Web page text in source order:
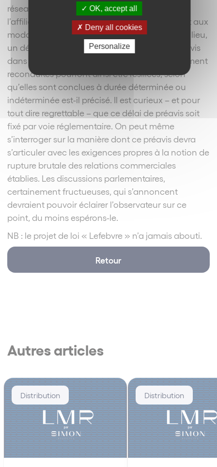
réseau a dorénavant l’obligation de fournir à
l’affilié une information claire quant au délai et aux
modalités du non-renouvellement ; en second lieu,
un décret est appelé à préciser le délai de préavis
dans lequel les conventions d’affiliation tacitement
reconduites pourront ainsi être résiliées, selon
qu’elles sont conclues à durée déterminée ou
indéterminée est-il précisé. Il est curieux – et pour
tout dire regrettable – que ce délai de préavis soit
fixé par voie réglementaire. On peut même
s’interroger sur la manière dont ce préavis devra
s’articuler avec les exigences propres à la notion de
rupture brutale des relations commerciales
établies. Les discussions parlementaires,
certainement fructueuses, qui s’annoncent
devraient pouvoir éclairer l’observateur sur ce
point, du moins espérons-le.
NB : le projet de loi « Lefebvre » n’a jamais abouti.
Retour
Autres articles
Distribution Distribution
OK, accept all
Deny all cookies
Personalize